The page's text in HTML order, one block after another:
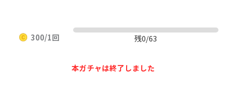
300/1回 残0/63
本ガチャは終了しました